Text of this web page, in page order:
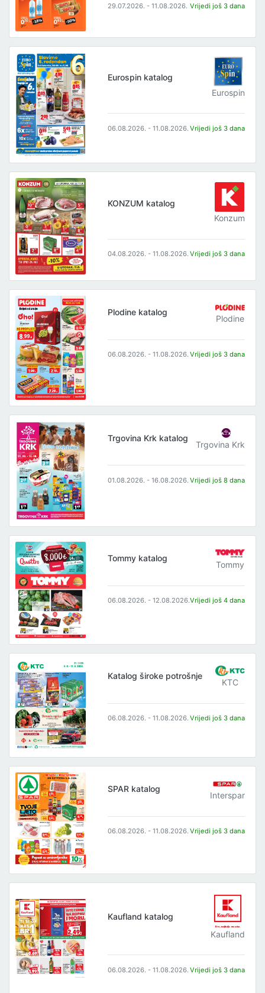
29.07.2026. - 11.08.2026. Vrijedi još 3 dana
Eurospin katalog
Eurospin
06.08.2026. - 11.08.2026. Vrijedi još 3 dana
KONZUM katalog
Konzum
04.08.2026. - 11.08.2026. Vrijedi još 3 dana
Plodine katalog
Plodine
06.08.2026. - 11.08.2026. Vrijedi još 3 dana
Trgovina Krk katalog
Trgovina Krk
01.08.2026. - 16.08.2026. Vrijedi još 8 dana
Tommy katalog
Tommy
06.08.2026. - 12.08.2026.Vrijedi još 4 dana
Katalog široke potrošnje
KTC
06.08.2026. - 11.08.2026. Vrijedi još 3 dana
SPAR katalog
Interspar
06.08.2026. - 11.08.2026. Vrijedi još 3 dana
Kaufland katalog
Kaufland
06.08.2026. - 11.08.2026. Vrijedi još 3 dana